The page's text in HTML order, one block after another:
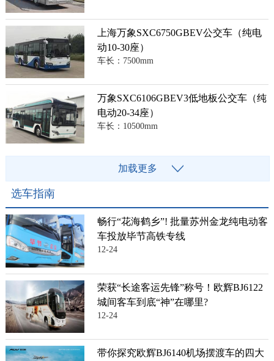
上海万象SXC6750GBEV公交车（纯电
动10-30座）
车长：7500mm
万象SXC6106GBEV3低地板公交车（纯
电动20-34座）
车长：10500mm
加载更多
选车指南
畅行“花海鹤乡”! 批量苏州金龙纯电动客
车投放毕节高铁专线
12-24
荣获“长途客运先锋”称号！欧辉BJ6122
城间客车到底“神”在哪里?
12-24
带你探究欧辉BJ6140机场摆渡车的四大